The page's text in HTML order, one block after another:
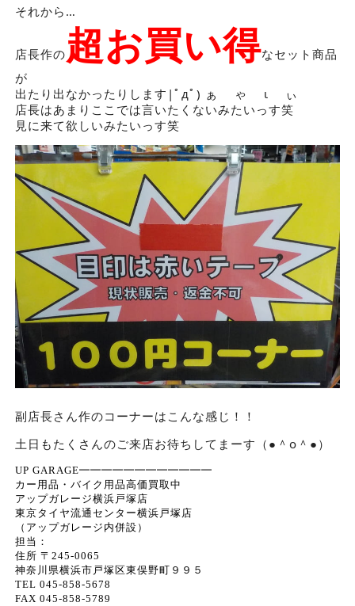
それから…
店長作の 超お買い得なセット商品
が
出たり出なかったりします|ﾟдﾟ) ぁ ゃ ι ぃ
店長はあまりここでは言いたくないみたいっす笑
見に来て欲しいみたいっす笑
副店長さん作のコーナーはこんな感じ！！
土日もたくさんのご来店お待ちしてまーす（●＾o＾●）
UP GARAGE━━━━━━━━━━━━
カー用品・バイク用品高価買取中
アップガレージ横浜戸塚店
東京タイヤ流通センター横浜戸塚店
（アップガレージ内併設）
担当：
住所 〒245-0065
神奈川県横浜市戸塚区東俣野町９９５
TEL 045-858-5678
FAX 045-858-5789